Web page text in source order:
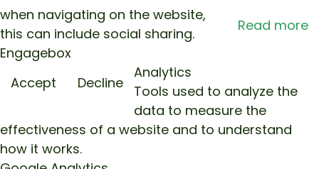
Read more
when navigating on the website,
this can include social sharing.
Engagebox
Accept
Decline
Analytics
Tools used to analyze the
data to measure the
effectiveness of a website and to understand
how it works.